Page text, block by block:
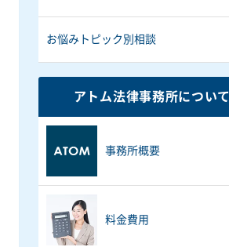
お悩みトピック別相談
アトム法律事務所について
事務所概要
料金費用